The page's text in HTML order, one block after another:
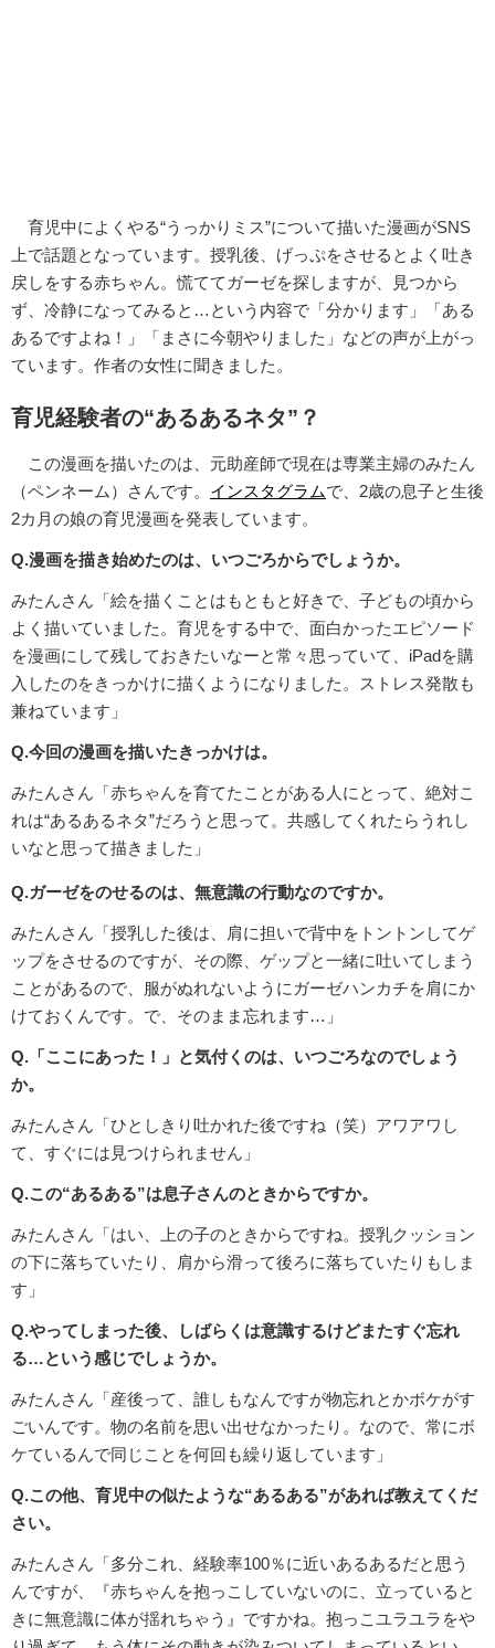
育児中によくやる“うっかりミス”について描いた漫画がSNS
上で話題となっています。授乳後、げっぷをさせるとよく吐き
戻しをする赤ちゃん。慌ててガーゼを探しますが、見つから
ず、冷静になってみると…という内容で「分かります」「ある
あるですよね！」「まさに今朝やりました」などの声が上がっ
ています。作者の女性に聞きました。
育児経験者の“あるあるネタ”？
この漫画を描いたのは、元助産師で現在は専業主婦のみたん
（ペンネーム）さんです。 インスタグラムで、2歳の息子と生後
2カ月の娘の育児漫画を発表しています。
Q.漫画を描き始めたのは、いつごろからでしょうか。
みたんさん「絵を描くことはもともと好きで、子どもの頃から
よく描いていました。育児をする中で、面白かったエピソード
を漫画にして残しておきたいなーと常々思っていて、iPadを購
入したのをきっかけに描くようになりました。ストレス発散も
兼ねています」
Q.今回の漫画を描いたきっかけは。
みたんさん「赤ちゃんを育てたことがある人にとって、絶対こ
れは“あるあるネタ”だろうと思って。共感してくれたらうれし
いなと思って描きました」
Q.ガーゼをのせるのは、無意識の行動なのですか。
みたんさん「授乳した後は、肩に担いで背中をトントンしてゲ
ップをさせるのですが、その際、ゲップと一緒に吐いてしまう
ことがあるので、服がぬれないようにガーゼハンカチを肩にか
けておくんです。で、そのまま忘れます…」
Q.「ここにあった！」と気付くのは、いつごろなのでしょう
か。
みたんさん「ひとしきり吐かれた後ですね（笑）アワアワし
て、すぐには見つけられません」
Q.この“あるある”は息子さんのときからですか。
みたんさん「はい、上の子のときからですね。授乳クッション
の下に落ちていたり、肩から滑って後ろに落ちていたりもしま
す」
Q.やってしまった後、しばらくは意識するけどまたすぐ忘れ
る…という感じでしょうか。
みたんさん「産後って、誰しもなんですが物忘れとかボケがす
ごいんです。物の名前を思い出せなかったり。なので、常にボ
ケているんで同じことを何回も繰り返しています」
Q.この他、育児中の似たような“あるある”があれば教えてくだ
さい。
みたんさん「多分これ、経験率100％に近いあるあるだと思う
んですが、『赤ちゃんを抱っこしていないのに、立っていると
きに無意識に体が揺れちゃう』ですかね。抱っこユラユラをや